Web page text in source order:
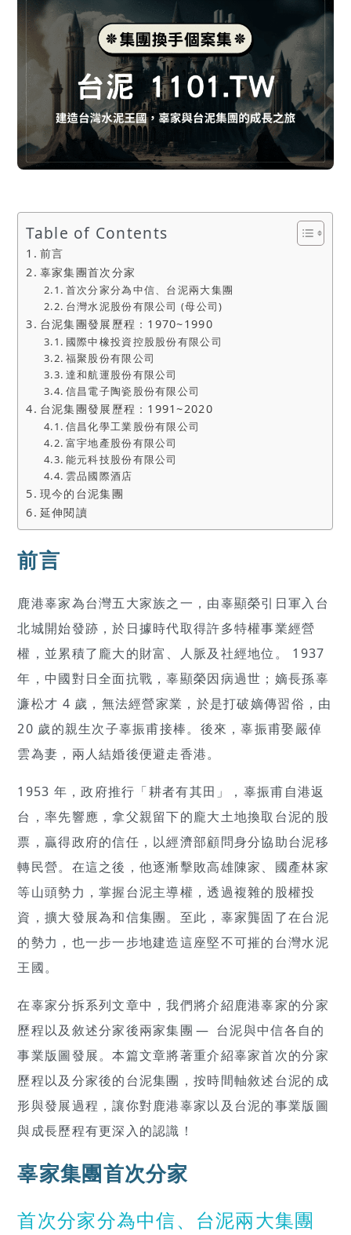
Table of Contents
前言
辜家集團首次分家
首次分家分為中信、台泥兩大集團
台灣水泥股份有限公司 (母公司)
台泥集團發展歷程：1970~1990
國際中橡投資控股股份有限公司
福聚股份有限公司
達和航運股份有限公司
信昌電子陶瓷股份有限公司
台泥集團發展歷程：1991~2020
信昌化學工業股份有限公司
富宇地產股份有限公司
能元科技股份有限公司
雲品國際酒店
現今的台泥集團
延伸閱讀
前言
鹿港辜家為台灣五大家族之一，由辜顯榮引日軍入台
北城開始發跡，於日據時代取得許多特權事業經營
權，並累積了龐大的財富、人脈及社經地位。 1937
年，中國對日全面抗戰，辜顯榮因病過世；嫡長孫辜
濂松才 4 歲，無法經營家業，於是打破嫡傳習俗，由
20 歲的親生次子辜振甫接棒。後來，辜振甫娶嚴倬
雲為妻，兩人結婚後便避走香港。
1953 年，政府推行「耕者有其田」，辜振甫自港返
台，率先響應，拿父親留下的龐大土地換取台泥的股
票，贏得政府的信任，以經濟部顧問身分協助台泥移
轉民營。在這之後，他逐漸擊敗高雄陳家、國產林家
等山頭勢力，掌握台泥主導權，透過複雜的股權投
資，擴大發展為和信集團。至此，辜家龔固了在台泥
的勢力，也一步一步地建造這座堅不可摧的台灣水泥
王國。
在辜家分拆系列文章中，我們將介紹鹿港辜家的分家
歷程以及敘述分家後兩家集團 — 台泥與中信各自的
事業版圖發展。本篇文章將著重介紹辜家首次的分家
歷程以及分家後的台泥集團，按時間軸敘述台泥的成
形與發展過程，讓你對鹿港辜家以及台泥的事業版圖
與成長歷程有更深入的認識！
辜家集團首次分家
首次分家分為中信、台泥兩大集團